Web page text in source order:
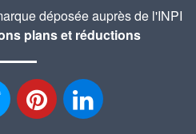
déposée auprès de l'INPI
plans et réductions